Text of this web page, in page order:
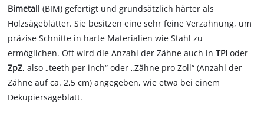
Bimetall(BIM) gefertigt und grundsätzlich härter als
Holzsägeblätter. Sie besitzen eine sehr feine Verzahnung, um
präzise Schnitte in harte Materialien wie Stahl zu
ermöglichen. Oft wird die Anzahl der Zähne auch inTPIoder
ZpZ, also „teeth per inch“ oder „Zähne pro Zoll“ (Anzahl der
Zähne auf ca. 2,5 cm) angegeben, wie etwa bei einem
Dekupiersägeblatt.